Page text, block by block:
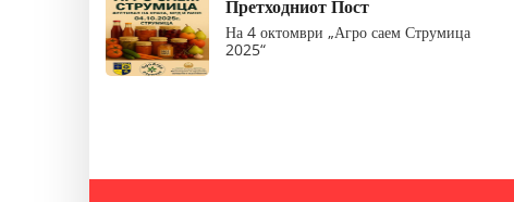
Претходниот Пост
На 4 октомври „Агро саем Струмица
2025“